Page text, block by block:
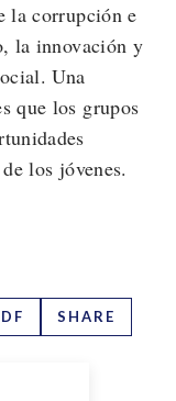
la corrupción e
la innovación y
Una
que los grupos
los jóvenes.
SHARE